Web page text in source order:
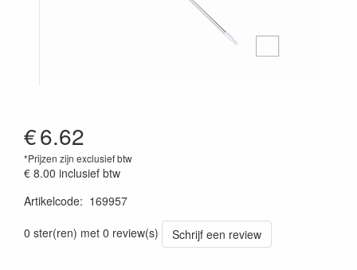
€6.62
*Prijzen zijn exclusief btw
€ 8.00 inclusief btw
Artikelcode: 169957
0 ster(ren) met 0 review(s)
Schrijf een review